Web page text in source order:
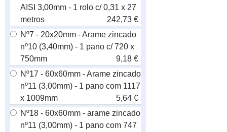
AISI 3,00mm - 1 rolo c/ 0,31 x 27
metros
242,73 €
Nº7 - 20x20mm - Arame zincado
nº10 (3,40mm) - 1 pano c/ 720 x
750mm
9,18 €
Nº17 - 60x60mm - Arame zincado
nº11 (3,00mm) - 1 pano com 1117
x 1009mm
5,64 €
Nº18 - 60x60mm - arame zincado
nº11 (3,00mm) - 1 pano com 747